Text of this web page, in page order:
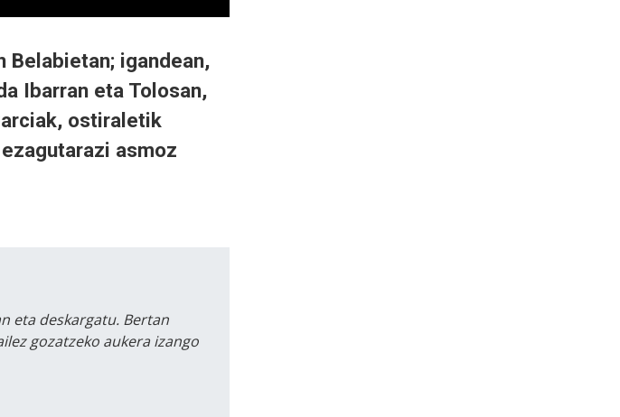
Belabietan; igandean,
Ibarran eta Tolosan,
ostiraletik
asmoz
eta deskargatu. Bertan
gozatzeko aukera izango